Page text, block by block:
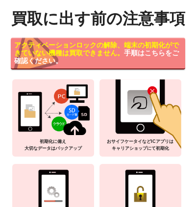
買取に出す前の注意事項
アクティベーションロックの解除、端末の初期化がで
きていない機種は買取できません。 手順はこちらをご
確認ください。
初期化に備え
大切なデータはバックアップ
おサイフケータイなどICアプリは
キャリアショップにて初期化